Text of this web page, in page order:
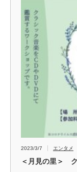
2023/3/7 エンタメ
＜月見の里＞